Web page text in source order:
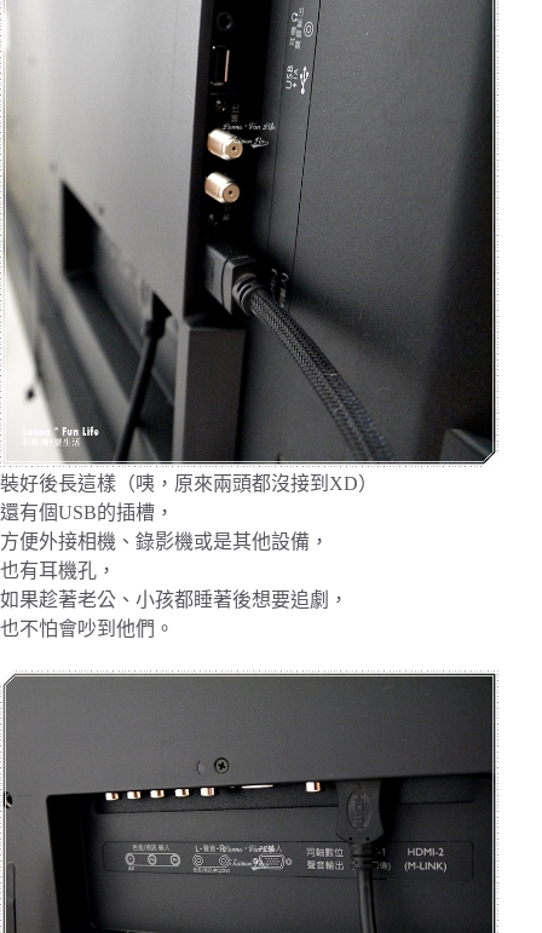
裝好後長這樣（咦，原來兩頭都沒接到XD）
還有個USB的插槽，
方便外接相機、錄影機或是其他設備，
也有耳機孔，
如果趁著老公、小孩都睡著後想要追劇，
也不怕會吵到他們。